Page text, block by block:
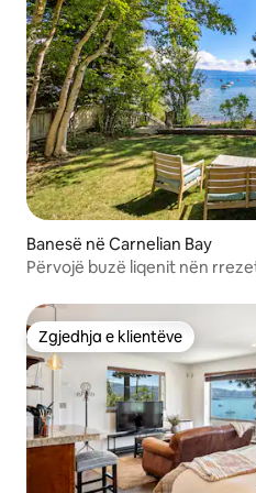
Banesë në Carnelian Bay
Përvojë buzë liqenit nën
Zgjedhja e klientëve
Zgjedhja e klientëve